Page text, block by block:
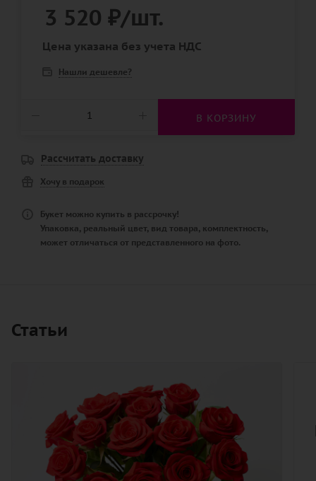
3 520 ₽/шт.
Цена указана без учета НДС
Нашли дешевле?
В КОРЗИНУ
Рассчитать доставку
Хочу в подарок
Букет можно купить в рассрочку!
Упаковка, реальный цвет, вид товара, комплектность,
может отличаться от представленного на фото.
Статьи